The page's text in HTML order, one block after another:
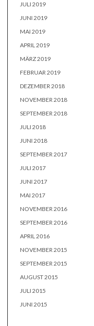
JULI 2019
JUNI 2019
MAI 2019
APRIL 2019
MÄRZ 2019
FEBRUAR 2019
DEZEMBER 2018
NOVEMBER 2018
SEPTEMBER 2018
JULI 2018
JUNI 2018
SEPTEMBER 2017
JULI 2017
JUNI 2017
MAI 2017
NOVEMBER 2016
SEPTEMBER 2016
APRIL 2016
NOVEMBER 2015
SEPTEMBER 2015
AUGUST 2015
JULI 2015
JUNI 2015